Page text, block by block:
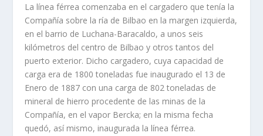
La lí­nea férrea comenzaba en el cargadero que tení­a la
Compañí­a sobre la rí­a de Bilbao en la margen izquierda,
en el barrio de Luchana-Baracaldo, a unos seis
kilómetros del centro de Bilbao y otros tantos del
puerto exterior. Dicho cargadero, cuya capacidad de
carga era de 1800 toneladas fue inaugurado el 13 de
Enero de 1887 con una carga de 802 toneladas de
mineral de hierro procedente de las minas de la
Compañí­a, en el vapor Bercka; en la misma fecha
quedó, así­ mismo, inaugurada la lí­nea férrea.